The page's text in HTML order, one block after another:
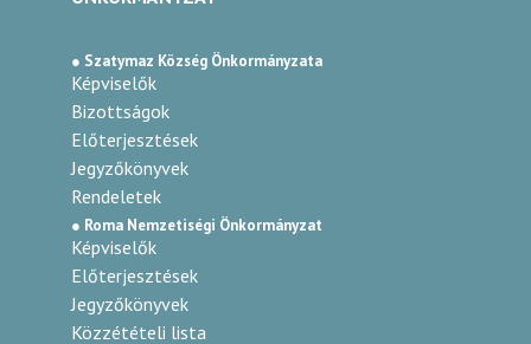
● Szatymaz Község Önkormányzata
Képviselők
Bizottságok
Előterjesztések
Jegyzőkönyvek
Rendeletek
● Roma Nemzetiségi Önkormányzat
Képviselők
Előterjesztések
Jegyzőkönyvek
Közzétételi lista